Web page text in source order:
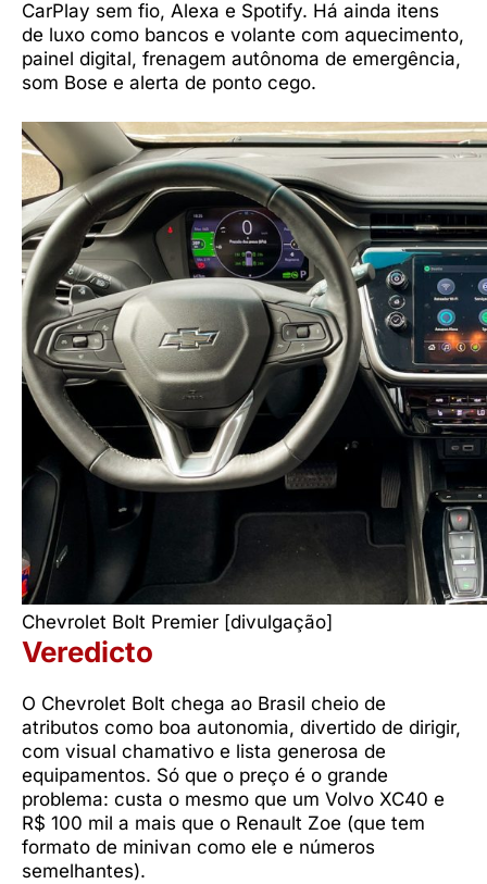
CarPlay sem fio, Alexa e Spotify. Há ainda itens
de luxo como bancos e volante com aquecimento,
painel digital, frenagem autônoma de emergência,
som Bose e alerta de ponto cego.
Chevrolet Bolt Premier [divulgação]
Veredicto
O Chevrolet Bolt chega ao Brasil cheio de
atributos como boa autonomia, divertido de dirigir,
com visual chamativo e lista generosa de
equipamentos. Só que o preço é o grande
problema: custa o mesmo que um Volvo XC40 e
R$ 100 mil a mais que o Renault Zoe (que tem
formato de minivan como ele e números
semelhantes).